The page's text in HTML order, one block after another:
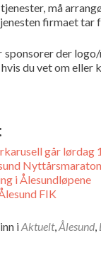
må
firmaet tar
der
du vet om eller
går lørdag
Nyttårsmaraton
i Ålesundløpene
FIK
iAktuelt,Ålesund,